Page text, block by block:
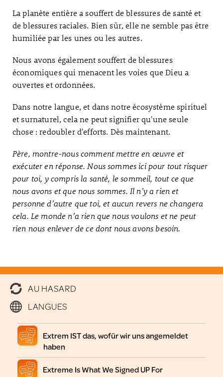
La planète entière a souffert de blessures de santé et
de blessures raciales. Bien sûr, elle ne semble pas être
humiliée par les unes ou les autres.
Nous avons également souffert de blessures
économiques qui menacent les voies que Dieu a
ouvertes et ordonnées.
Dans notre langue, et dans notre écosystème spirituel
et surnaturel, cela ne peut signifier qu'une seule
chose : redoubler d'efforts. Dès maintenant.
Père, montre-nous comment mettre en œuvre et
exécuter en réponse. Nous sommes ici pour tout risquer
pour toi, y compris la santé, le sommeil, tout ce que
nous avons et que nous sommes. Il n’y a rien et
personne d’autre que toi, et aucun revers ne changera
cela. Le monde n’a rien que nous voulons et ne peut
rien nous enlever de ce dont nous avons besoin.
AU HASARD
LANGUES
Extrem IST das, wofür wir uns angemeldet
haben
Extreme Is What We Signed UP For